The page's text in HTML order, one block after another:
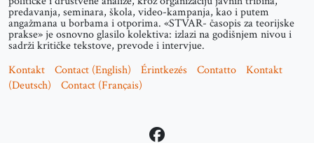
predavanja, seminara, škola, video-kampanja, kao i putem
angažmana u borbama i otporima. «STVAR- časopis za teorijske
prakse» je osnovno glasilo kolektiva: izlazi na godišnjem nivou i
sadrži kritičke tekstove, prevode i intervjue.
Kontakt
Contact (English) Érintkezés Contatto
Kontakt
(Deutsch)
Contact (Français)